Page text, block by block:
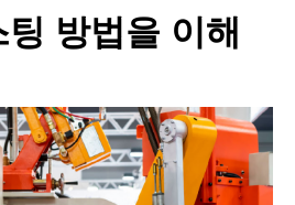
방법을 이해